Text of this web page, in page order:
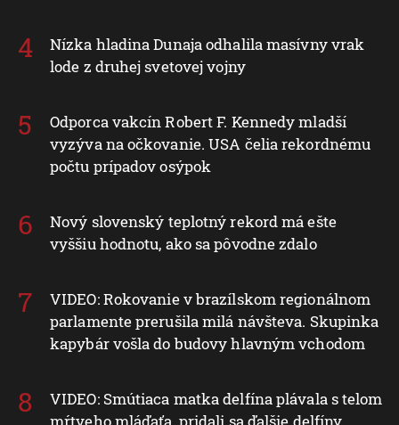
Nízka hladina Dunaja odhalila masívny vrak
lode z druhej svetovej vojny
Odporca vakcín Robert F. Kennedy mladší
vyzýva na očkovanie. USA čelia rekordnému
počtu prípadov osýpok
Nový slovenský teplotný rekord má ešte
vyššiu hodnotu, ako sa pôvodne zdalo
VIDEO: Rokovanie v brazílskom regionálnom
parlamente prerušila milá návšteva. Skupinka
kapybár vošla do budovy hlavným vchodom
VIDEO: Smútiaca matka delfína plávala s telom